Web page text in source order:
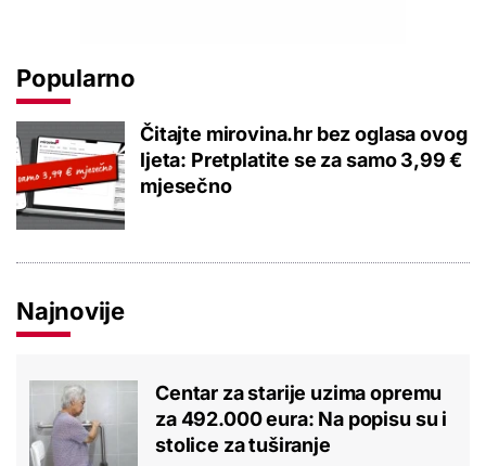
Popularno
Čitajte mirovina.hr bez oglasa ovog
ljeta: Pretplatite se za samo 3,99 €
mjesečno
Najnovije
Centar za starije uzima opremu
za 492.000 eura: Na popisu su i
stolice za tuširanje